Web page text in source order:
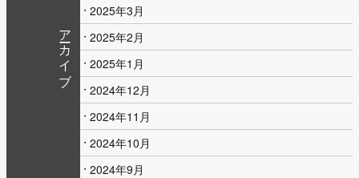
アーカイブ
2025年3月
2025年2月
2025年1月
2024年12月
2024年11月
2024年10月
2024年9月